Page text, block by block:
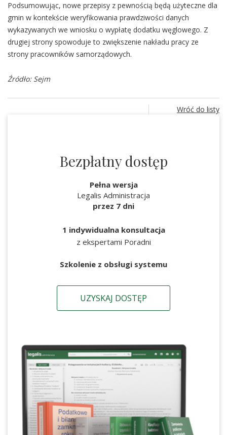
Podsumowując, nowe przepisy z pewnością będą użyteczne dla
gmin w kontekście weryfikowania prawdziwości danych
wykazywanych we wniosku o wypłatę dodatku węglowego. Z
drugiej strony spowoduje to zwiększenie nakładu pracy ze
strony pracowników samorządowych.
Źródło: Sejm
Wróć do listy
Bezpłatny dostęp
Pełna wersja
Legalis Administracja
przez 7 dni
1 indywidualna konsultacja
z ekspertami Poradni
Szkolenie z obsługi systemu
UZYSKAJ DOSTĘP